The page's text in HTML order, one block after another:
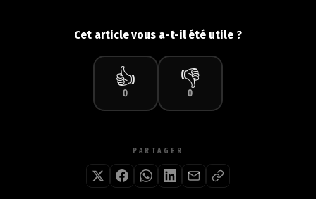
Cet article vous a-t-il été utile ?
👍
0
👎
0
PARTAGER